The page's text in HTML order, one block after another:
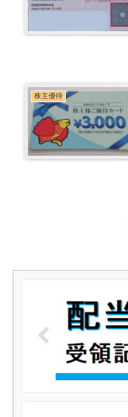
株主優待